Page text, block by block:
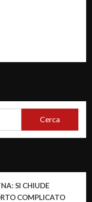
Cerca
SI CHIUDE
COMPLICATO